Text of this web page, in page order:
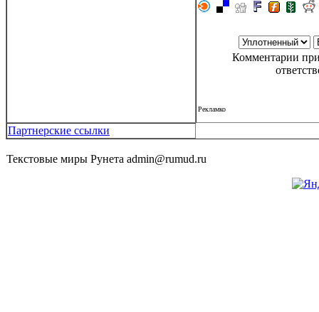
Комментарии
Рекламко
Партнерские ссылки
Текстовые миры Рунета admin@rumud.ru